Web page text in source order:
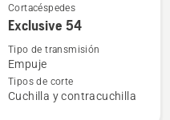
Ver
más
detalles
sobre
Exclusive
Cortacéspedes
Exclusive 54
Tipo de transmisión
Empuje
Tipos de corte
Cuchilla y contracuchilla